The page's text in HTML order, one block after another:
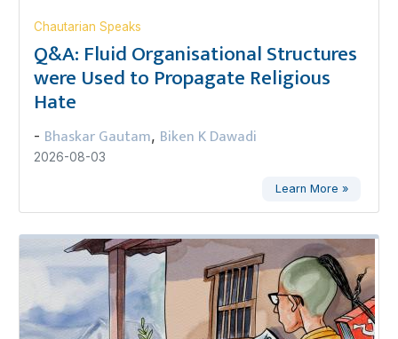
Chautarian Speaks
Q&A: Fluid Organisational Structures
were Used to Propagate Religious
Hate
- Bhaskar Gautam, Biken K Dawadi
2026-08-03
Learn More »